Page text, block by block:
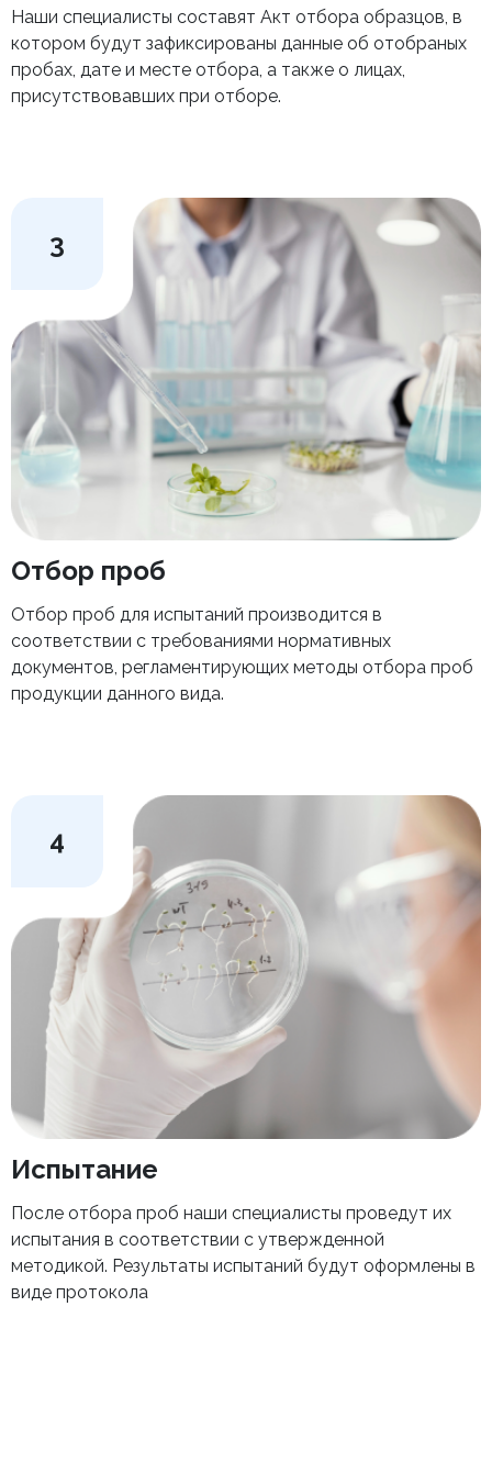
Наши специалисты составят Акт отбора образцов, в
котором будут зафиксированы данные об отобраных
пробах, дате и месте отбора, а также о лицах,
присутствовавших при отборе.
3
Отбор проб
Отбор проб для испытаний производится в
соответствии с требованиями нормативных
документов, регламентирующих методы отбора проб
продукции данного вида.
4
Испытание
После отбора проб наши специалисты проведут их
испытания в соответствии с утвержденной
методикой. Результаты испытаний будут оформлены в
виде протокола